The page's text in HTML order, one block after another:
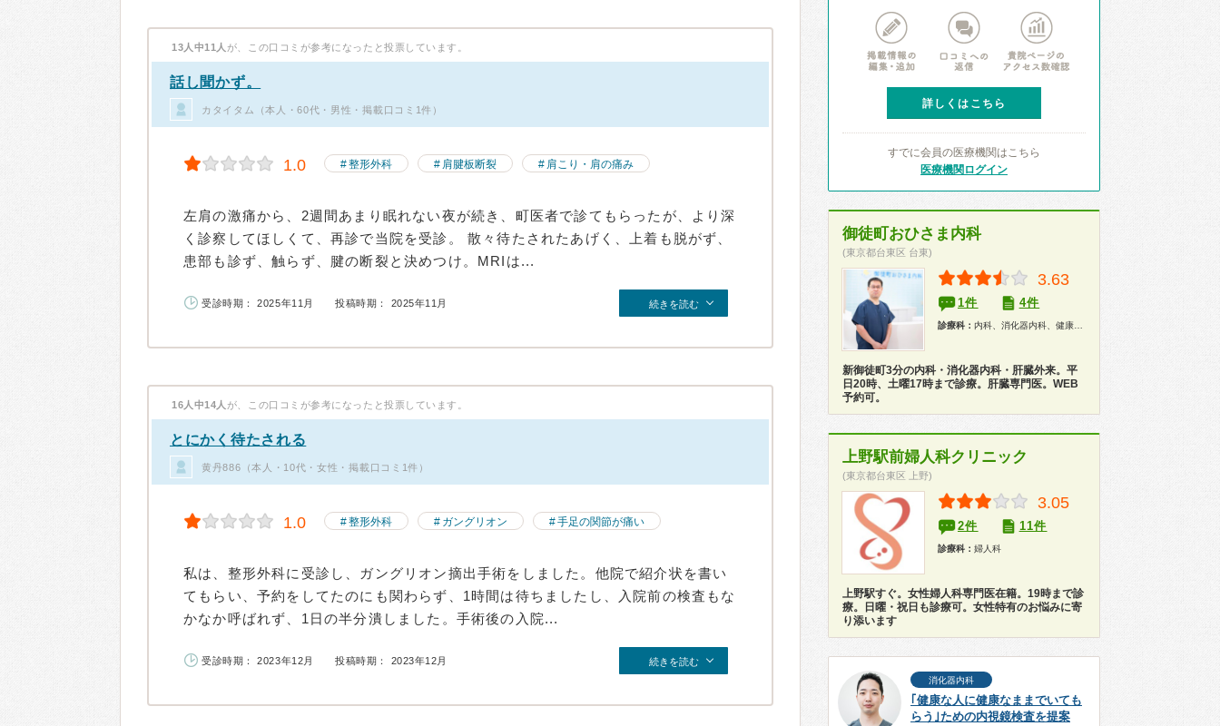
13人中11人 が、この口コミが参考になったと投票しています。
話し聞かず。
カタイタム（本人・60代・男性・掲載口コミ1件）
1.0 整形外科 肩腱板断裂 肩こり・肩の痛み
左肩の激痛から、2週間あまり眠れない夜が続き、町医者で診てもらったが、より深
く診察してほしくて、再診で当院を受診。 散々待たされたあげく、上着も脱がず、
患部も診ず、触らず、腱の断裂と決めつけ。MRIは...
受診時期： 2025年11月 投稿時期： 2025年11月 続きを読む
16人中14人 が、この口コミが参考になったと投票しています。
とにかく待たされる
黄丹886（本人・10代・女性・掲載口コミ1件）
1.0 整形外科 ガングリオン 手足の関節が痛い
私は、整形外科に受診し、ガングリオン摘出手術をしました。他院で紹介状を書い
てもらい、予約をしてたのにも関わらず、1時間は待ちましたし、入院前の検査もな
かなか呼ばれず、1日の半分潰しました。手術後の入院...
受診時期： 2023年12月 投稿時期： 2023年12月 続きを読む
詳しくはこちら
すでに会員の医療機関はこちら
医療機関ログイン
御徒町おひさま内科
(東京都台東区 台東)
3.63
1件 4件
診療科： 内科、消化器内科、健康診断、在宅医療
新御徒町3分の内科・消化器内科・肝臓外来。平
日20時、土曜17時まで診療。肝臓専門医。WEB
予約可。
上野駅前婦人科クリニック
(東京都台東区 上野)
3.05
2件 11件
診療科： 婦人科
上野駅すぐ。女性婦人科専門医在籍。19時まで診
療。日曜・祝日も診療可。女性特有のお悩みに寄
り添います
消化器内科
｢健康な人に健康なままでいても
らう｣ための内視鏡検査を提案